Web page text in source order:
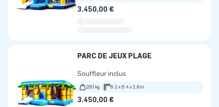
3.450,00 €
PARC DE JEUX PLAGE
Souffleur inclus
160 kg 6.2 x 6.4 x 2.8m
3.450,00 €